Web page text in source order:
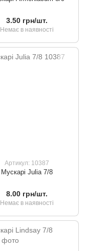
3.50 грн/шт.
Немає в наявності
Артикул: 10387
Мускарі Julia 7/8
8.00 грн/шт.
Немає в наявності